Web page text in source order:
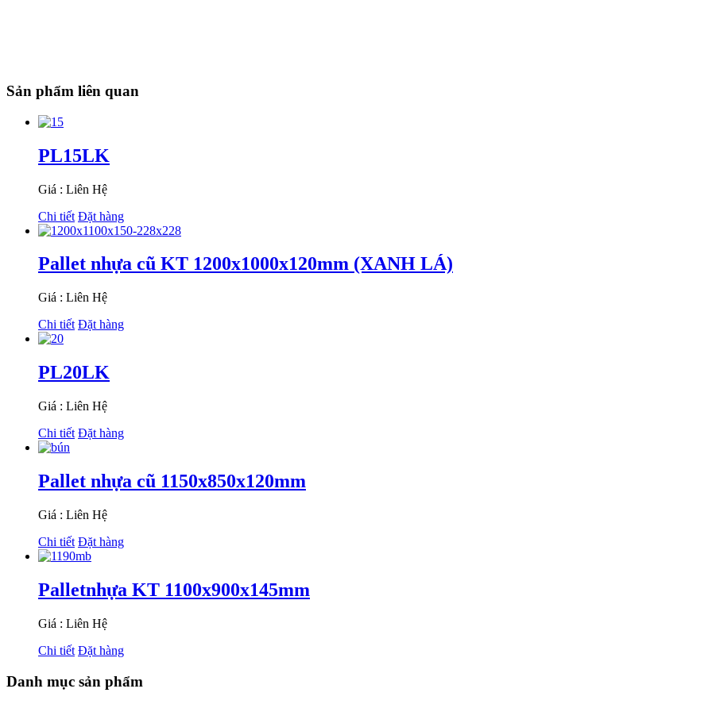
Sản phẩm liên quan
PL15LK
Giá : Liên Hệ
Chi tiết Đặt hàng
Pallet nhựa cũ KT 1200x1000x120mm (XANH LÁ)
Giá : Liên Hệ
Chi tiết Đặt hàng
PL20LK
Giá : Liên Hệ
Chi tiết Đặt hàng
Pallet nhựa cũ 1150x850x120mm
Giá : Liên Hệ
Chi tiết Đặt hàng
Palletnhựa KT 1100x900x145mm
Giá : Liên Hệ
Chi tiết Đặt hàng
Danh mục sản phẩm